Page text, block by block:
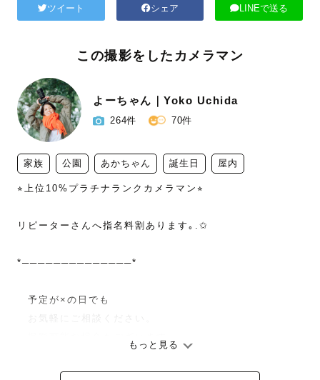
ツイート シェア LINEで送る
この撮影をしたカメラマン
よーちゃん｜Yoko Uchida
264件 70件
家族 公園 あかちゃん 誕生日 屋内
⭐︎上位10%プラチナランクカメラマン⭐︎
リピーターさんへ指名料割あります｡.✩
*──────────────*
予定が×の日でも
お気軽にご相談ください。
平日早朝は早めのご相談で
もっと見る